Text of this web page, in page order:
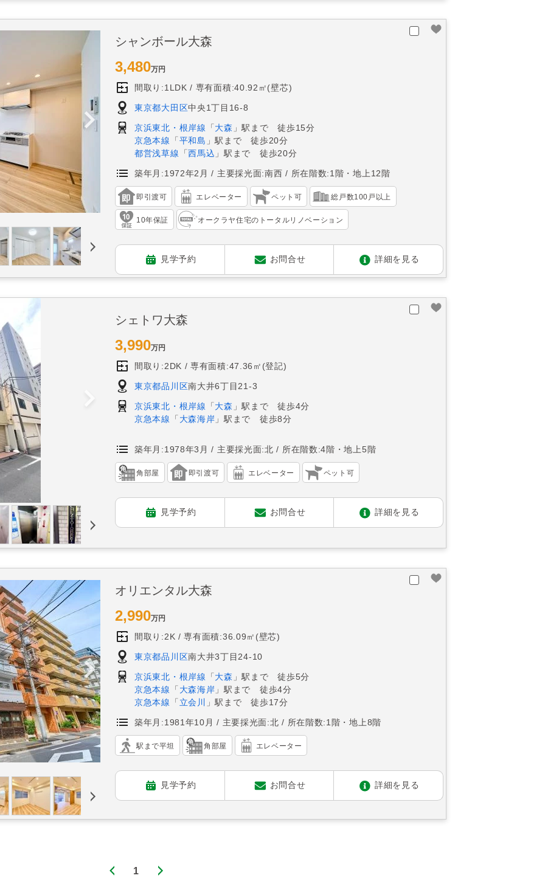
シャンボール大森
3,480万円
間取り:1LDK 専有面積:40.92㎡(壁芯)
東京都大田区中央1丁目16-8
京浜東北・根岸線 「 大森 」駅まで 徒歩15分
京急本線
「 平和島 」駅まで 徒歩20分
都営浅草線 「西馬込 」駅まで 徒歩20分
築年月:1972年2月 主要採光面:南西 所在階数:1階・地上12階
即引渡可 エレベーター ペット可 総戸数100戸以上
10年保証 オークラヤ住宅のトータルリノベーション
見学予約 お問合せ 詳細を見る
シェトワ大森
3,990万円
間取り:2DK 専有面積:47.36㎡(登記)
東京都品川区南大井6丁目21-3
京浜東北・根岸線 「 大森 」駅まで 徒歩4分
京急本線
「 大森海岸 」駅まで 徒歩8分
築年月:1978年3月 主要採光面:北 所在階数:4階・地上5階
角部屋 即引渡可 エレベーター ペット可
見学予約 お問合せ 詳細を見る
オリエンタル大森
2,990万円
間取り:2K 専有面積:36.09㎡(壁芯)
東京都品川区南大井3丁目24-10
京浜東北・根岸線 「 大森 」駅まで 徒歩5分
京急本線
「 大森海岸 」駅まで 徒歩4分
京急本線
「 立会川 」駅まで 徒歩17分
築年月:1981年10月 主要採光面:北 所在階数:1階・地上8階
駅まで平坦 角部屋 エレベーター
見学予約 お問合せ 詳細を見る
1